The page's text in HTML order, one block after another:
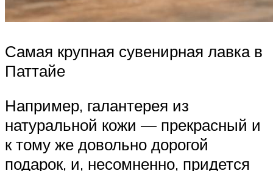
Самая крупная сувенирная лавка в
Паттайе
Например, галантерея из
натуральной кожи — прекрасный и
к тому же довольно дорогой
подарок, и, несомненно, придется